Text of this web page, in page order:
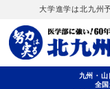
大学進学は北九州
九州・
全